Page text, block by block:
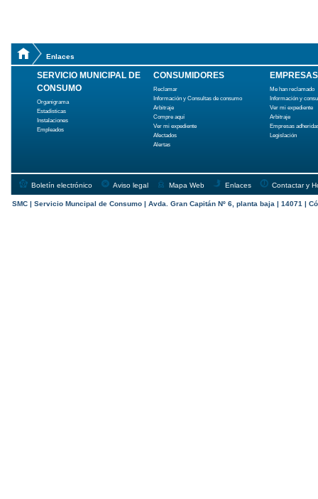
Enlaces
SERVICIO MUNICIPAL DE
CONSUMO
Organigrama
Estadísticas
Instalaciones
Empleados
CONSUMIDORES
Reclamar
Información y Consultas de consumo
Arbitraje
Compre aquí
Ver mi expediente
Afectados
Alertas
EMPRESAS
Me han reclamado
Información y
Ver mi expediente
Arbitraje
Empresas
Legislación
Boletín electrónico Aviso legal Mapa Web Enlaces Contactar y
SMC | Servicio Muncipal de Consumo | Avda. Gran Capitán Nº 6, planta baja | 14071 |